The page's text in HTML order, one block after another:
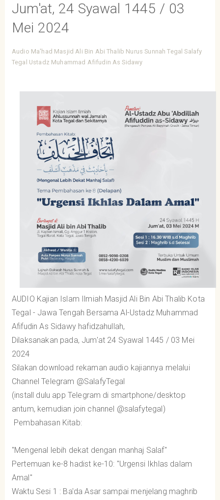
Jum'at, 24 Syawal 1445 / 03
Mei 2024
Audio Ma'had Masjid Ali Bin Abi Thalib Nurus Sunnah Tegal Salafy
Tegal Ustadz Muhammad Afifudin As Sidawy
AUDIO Kajian Islam Ilmiah Masjid Ali Bin Abi Thalib Kota
Tegal - Jawa Tengah Bersama Al-Ustadz Muhammad
Afifudin As Sidawy hafidzahullah,
Dilaksanakan pada, Jum'at 24 Syawal 1445 / 03 Mei
2024
Silakan download rekaman audio kajiannya melalui
Channel Telegram @SalafyTegal
(install dulu app Telegram di smartphone/desktop
antum, kemudian join channel @salafytegal)
Pembahasan Kitab:
"Mengenal lebih dekat dengan manhaj Salaf"
Pertemuan ke-8 hadist ke-10: "Urgensi Ikhlas dalam
Amal"
Waktu Sesi 1 : Ba'da Asar sampai menjelang maghrib